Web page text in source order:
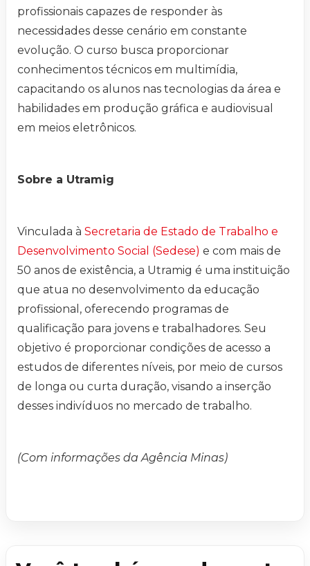
profissionais capazes de responder às
necessidades desse cenário em constante
evolução. O curso busca proporcionar
conhecimentos técnicos em multimídia,
capacitando os alunos nas tecnologias da área e
habilidades em produção gráfica e audiovisual
em meios eletrônicos.
Sobre a Utramig
Vinculada à Secretaria de Estado de Trabalho e
Desenvolvimento Social (Sedese) e com mais de
50 anos de existência, a Utramig é uma instituição
que atua no desenvolvimento da educação
profissional, oferecendo programas de
qualificação para jovens e trabalhadores. Seu
objetivo é proporcionar condições de acesso a
estudos de diferentes níveis, por meio de cursos
de longa ou curta duração, visando a inserção
desses indivíduos no mercado de trabalho.
(Com informações da Agência Minas)